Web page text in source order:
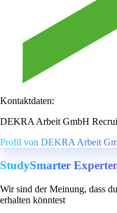
Kontaktdaten:
DEKRA Arbeit GmbH
Profil von DEKRA Arbeit
StudySmarter
Wir sind der Meinung, dass
erhalten könntest